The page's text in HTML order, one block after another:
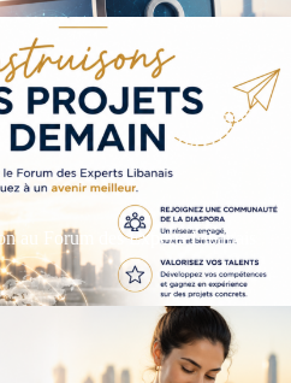
au Forum des Experts Libanais